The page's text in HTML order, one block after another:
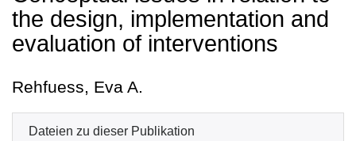
the design, implementation and
evaluation of interventions
Rehfuess, Eva A.
Dateien zu dieser Publikation